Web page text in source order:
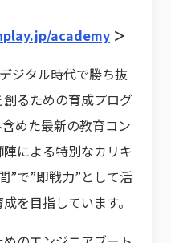
academy ＞
ジタル時代で勝ち抜
るための育成プログ
めた最新の教育コン
による特別なカリキ
”で”即戦力”として活
を目指しています。